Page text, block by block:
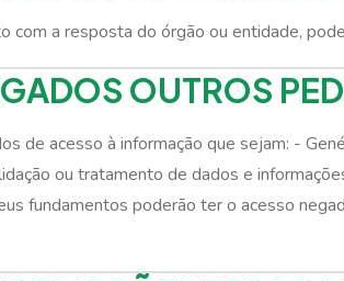
com a resposta do órgão ou entidade,
OUTROS
de acesso à informação que sejam: -
ou tratamento de dados e
fundamentos poderão ter o acesso